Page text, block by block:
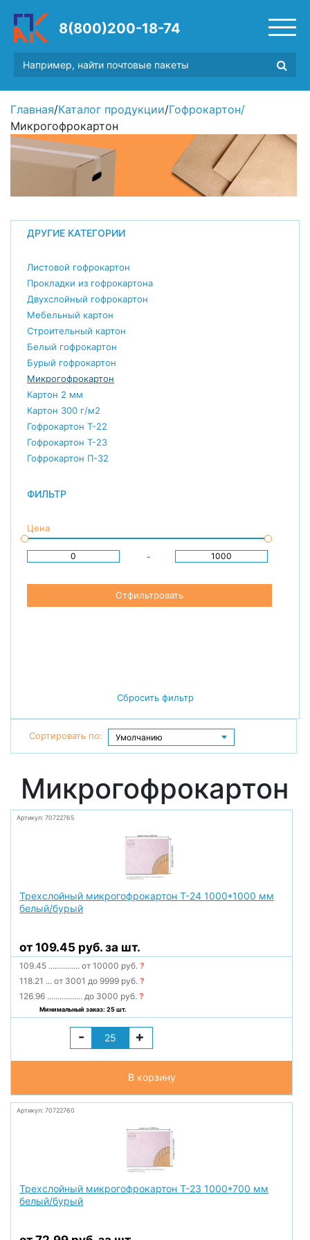
8(800)200-18-74
Главная/Каталог продукции/Гофрокартон/
Микрогофрокартон
ДРУГИЕ КАТЕГОРИИ
Листовой гофрокартон
Прокладки из гофрокартона
Двухслойный гофрокартон
Мебельный картон
Строительный картон
Белый гофрокартон
Бурый гофрокартон
Микрогофрокартон
Картон 2 мм
Картон 300 г/м2
Гофрокартон Т-22
Гофрокартон Т-23
Гофрокартон П-32
ФИЛЬТР
Цена
-
Отфильтровать
Сбросить фильтр
Сортировать по:
Микрогофрокартон
Артикул: 70722765
Трехслойный микрогофрокартон Т-24 1000*1000 мм
белый/бурый
от 109.45 руб. за шт.
109.45 ............... от 10000 руб.?
118.21 ... от 3001 до 9999 руб.?
126.96 ................. до 3000 руб.?
Минимальный заказ: 25 шт.
- +
В корзину
Артикул: 70722760
Трехслойный микрогофрокартон Т-23 1000*700 мм
белый/бурый